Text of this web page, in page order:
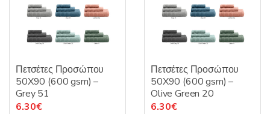
Πετσέτες Προσώπου
50X90 (600 gsm) –
Grey 51
6.30€
Πετσέτες Προσώπου
50X90 (600 gsm) –
Olive Green 20
6.30€